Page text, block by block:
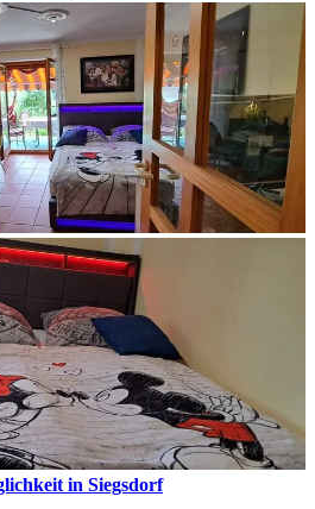
in Siegsdorf